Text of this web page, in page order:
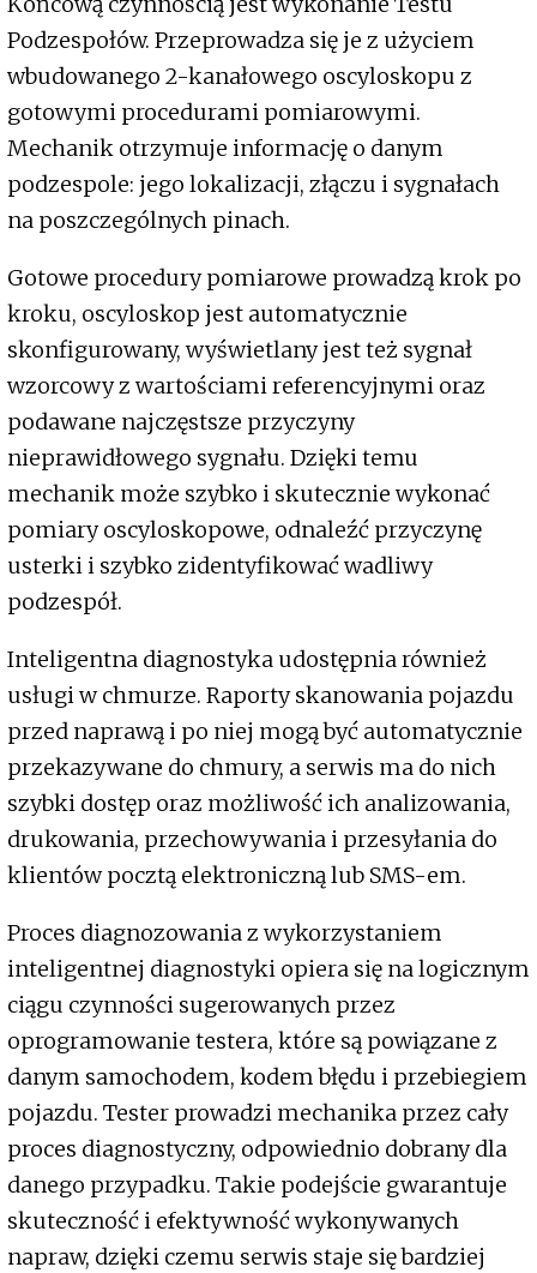
Podzespołów. Przeprowadza się je z użyciem
wbudowanego 2-kanałowego oscyloskopu z
gotowymi procedurami pomiarowymi.
Mechanik otrzymuje informację o danym
podzespole: jego lokalizacji, złączu i sygnałach
na poszczególnych pinach.
Gotowe procedury pomiarowe prowadzą krok po
kroku, oscyloskop jest automatycznie
skonfigurowany, wyświetlany jest też sygnał
wzorcowy z wartościami referencyjnymi oraz
podawane najczęstsze przyczyny
nieprawidłowego sygnału. Dzięki temu
mechanik może szybko i skutecznie wykonać
pomiary oscyloskopowe, odnaleźć przyczynę
usterki i szybko zidentyfikować wadliwy
podzespół.
Inteligentna diagnostyka udostępnia również
usługi w chmurze. Raporty skanowania pojazdu
przed naprawą i po niej mogą być automatycznie
przekazywane do chmury, a serwis ma do nich
szybki dostęp oraz możliwość ich analizowania,
drukowania, przechowywania i przesyłania do
klientów pocztą elektroniczną lub SMS-em.
Proces diagnozowania z wykorzystaniem
inteligentnej diagnostyki opiera się na logicznym
ciągu czynności sugerowanych przez
oprogramowanie testera, które są powiązane z
danym samochodem, kodem błędu i przebiegiem
pojazdu. Tester prowadzi mechanika przez cały
proces diagnostyczny, odpowiednio dobrany dla
danego przypadku. Takie podejście gwarantuje
skuteczność i efektywność wykonywanych
napraw, dzięki czemu serwis staje się bardziej